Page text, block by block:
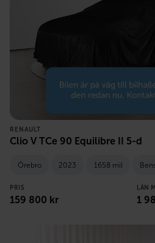
RENAULT
Clio V TCe 90 Equilibre II 5-d
Örebro 2023 1658 mil
PRIS
159 800 kr
LÅN
1